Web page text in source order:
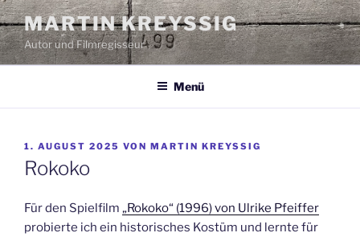
Zum
Inhalt
springen
MARTIN KREYSSIG
Autor und Filmregisseur
Menü
VERÖFFENTLICHT
AM
1. AUGUST 2025 VON MARTIN KREYSSIG
Rokoko
Für den Spielfilm „Rokoko“ (1996) von Ulrike Pfeiffer
probierte ich ein historisches Kostüm und lernte für